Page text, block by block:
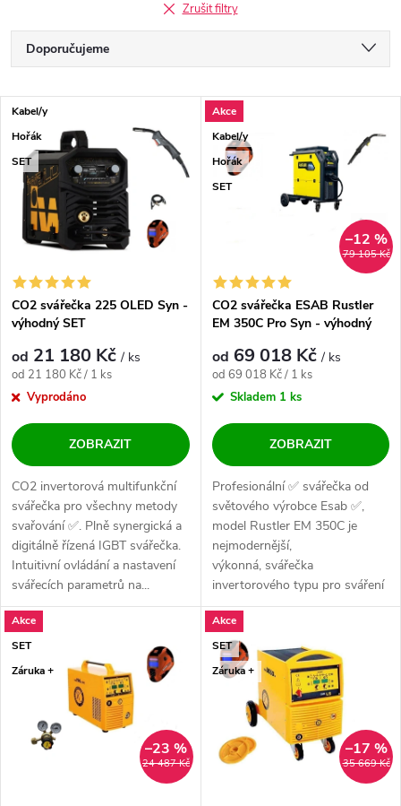
Zrušit filtry
Řazení produktů
Doporučujeme
Nejdražší
Nejprodávanější
Abecedně
Výpis produktů
Kabel/y
Hořák
SET
CO2 svářečka 225 OLED Syn -
výhodný SET
od 21 180 Kč/ ks
Měrná cena:
od 21 180 Kč / 1 ks
Vyprodáno
ZOBRAZIT
CO2 invertorová multifunkční
svářečka pro všechny metody
svařování ✅. Plně synergická a
digitálně řízená IGBT svářečka.
Intuitivní ovládání a nastavení
svářecích parametrů na...
Akce
Kabel/y
Hořák
SET
79 105 Kč
–12 %
CO2 svářečka ESAB Rustler
EM 350C Pro Syn - výhodný
od 69 018 Kč/ ks
Měrná cena:
od 69 018 Kč / 1 ks
Skladem 1 ks
ZOBRAZIT
Profesionální ✅ svářečka od
světového výrobce Esab ✅,
model Rustler EM 350C je
nejmodernější,
výkonná, svářečka
invertorového typu pro sváření
v ochranné atmosféře...
Akce
SET
Záruka +
24 487 Kč
–23 %
Akce
SET
Záruka +
35 669 Kč
–17 %